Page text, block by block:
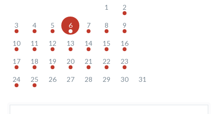
1 2
3 4 5 6 7 8 9
10 11 12 13 14 15 16
17 18 19 20 21 22 23
24 25 26 27 28 29 30 31